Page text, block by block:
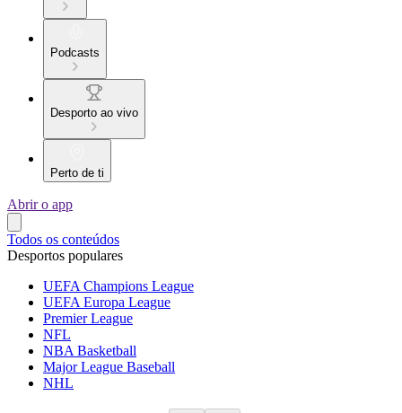
Podcasts
Desporto ao vivo
Perto de ti
Abrir o app
Todos os conteúdos
Desportos populares
UEFA Champions League
UEFA Europa League
Premier League
NFL
NBA Basketball
Major League Baseball
NHL